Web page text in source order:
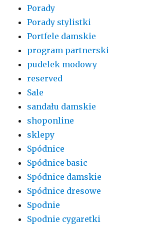
Porady
Porady stylistki
Portfele damskie
program partnerski
pudelek modowy
reserved
Sale
sandału damskie
shoponline
sklepy
Spódnice
Spódnice basic
Spódnice damskie
Spódnice dresowe
Spodnie
Spodnie cygaretki